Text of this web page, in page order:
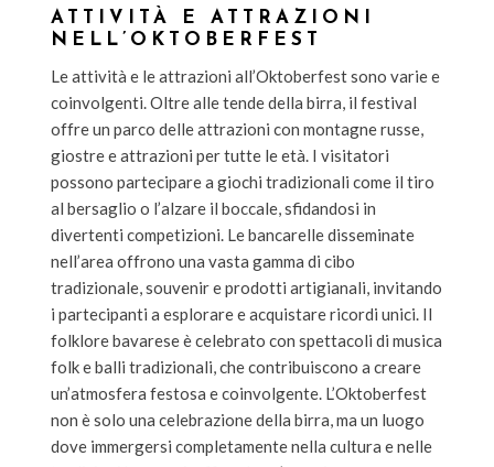
ATTIVITÀ E ATTRAZIONI
NELL’OKTOBERFEST
Le attività e le attrazioni all’Oktoberfest sono varie e
coinvolgenti. Oltre alle tende della birra, il festival
offre un parco delle attrazioni con montagne russe,
giostre e attrazioni per tutte le età. I visitatori
possono partecipare a giochi tradizionali come il tiro
al bersaglio o l’alzare il boccale, sfidandosi in
divertenti competizioni. Le bancarelle disseminate
nell’area offrono una vasta gamma di cibo
tradizionale, souvenir e prodotti artigianali, invitando
i partecipanti a esplorare e acquistare ricordi unici. Il
folklore bavarese è celebrato con spettacoli di musica
folk e balli tradizionali, che contribuiscono a creare
un’atmosfera festosa e coinvolgente. L’Oktoberfest
non è solo una celebrazione della birra, ma un luogo
dove immergersi completamente nella cultura e nelle